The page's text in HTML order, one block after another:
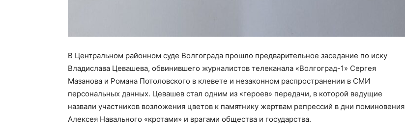
В Центральном районном суде Волгограда прошло предварительное заседание по иску
Владислава Цевашева, обвинившего журналистов телеканала «Волгоград-1» Сергея
Мазанова и Романа Потоловского в клевете и незаконном распространении в СМИ
персональных данных. Цевашев стал одним из «героев» передачи, в которой ведущие
назвали участников возложения цветов к памятнику жертвам репрессий в дни поминовения
Алексея Навального «кротами» и врагами общества и государства.